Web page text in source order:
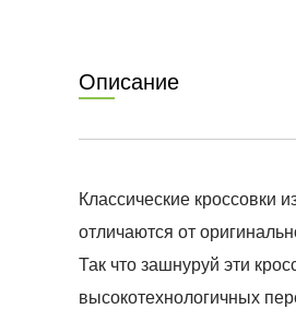
Описание
Классические кроссовки
отличаются от
Так что зашнуруй эти
высокотехнологичных